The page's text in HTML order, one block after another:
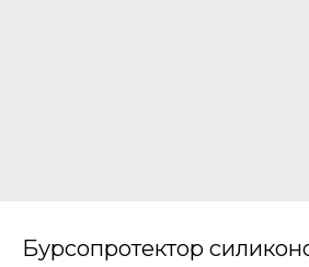
Бурсопротектор